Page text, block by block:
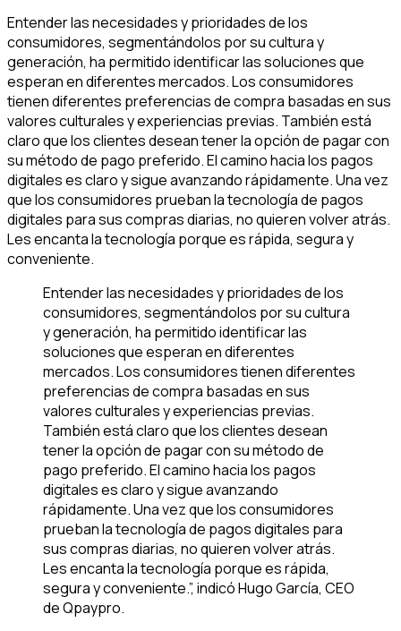
Entender las necesidades y prioridades de los
consumidores, segmentándolos por su cultura y
generación, ha permitido identificar las soluciones que
esperan en diferentes mercados. Los consumidores
tienen diferentes preferencias de compra basadas en sus
valores culturales y experiencias previas. También está
claro que los clientes desean tener la opción de pagar con
su método de pago preferido. El camino hacia los pagos
digitales es claro y sigue avanzando rápidamente. Una vez
que los consumidores prueban la tecnología de pagos
digitales para sus compras diarias, no quieren volver atrás.
Les encanta la tecnología porque es rápida, segura y
conveniente.
Entender las necesidades y prioridades de los
consumidores, segmentándolos por su cultura
y generación, ha permitido identificar las
soluciones que esperan en diferentes
mercados. Los consumidores tienen diferentes
preferencias de compra basadas en sus
valores culturales y experiencias previas.
También está claro que los clientes desean
tener la opción de pagar con su método de
pago preferido. El camino hacia los pagos
digitales es claro y sigue avanzando
rápidamente. Una vez que los consumidores
prueban la tecnología de pagos digitales para
sus compras diarias, no quieren volver atrás.
Les encanta la tecnología porque es rápida,
segura y conveniente.”, indicó Hugo García, CEO
de Qpaypro.